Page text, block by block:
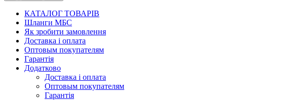
КАТАЛОГ ТОВАРІВ
Шланги МБС
Як зробити замовлення
Доставка і оплата
Оптовым покупателям
Гарантія
Додатково
Доставка і оплата
Оптовым покупателям
Гарантія